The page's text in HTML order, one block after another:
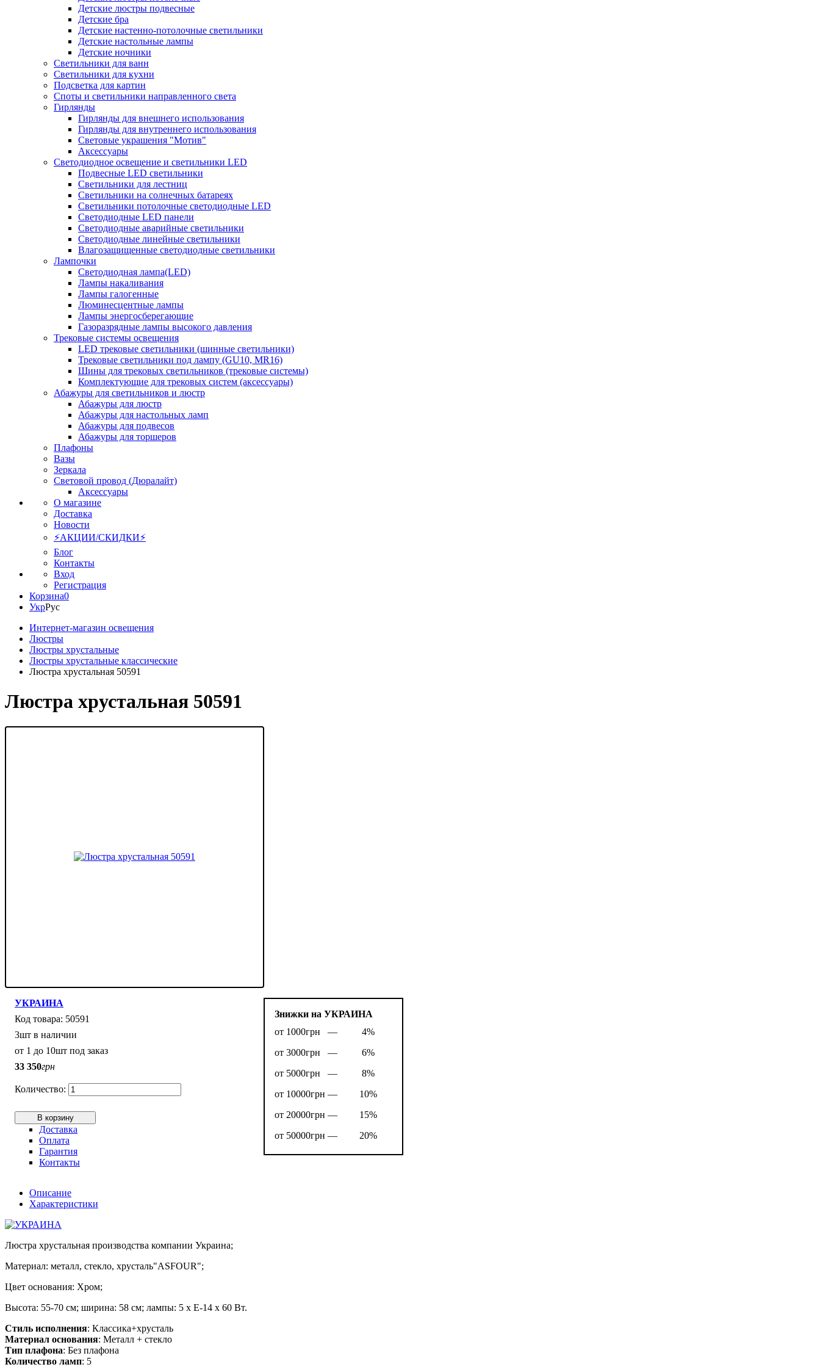
Детские люстры подвесные
Детские бра
Детские настенно-потолочные светильники
Детские настольные лампы
Детские ночники
Светильники для ванн
Светильники для кухни
Подсветка для картин
Споты и светильники направленного света
Гирлянды
Гирлянды для внешнего использования
Гирлянды для внутреннего использования
Световые украшения "Мотив"
Аксессуары
Светодиодное освещение и светильники LED
Подвесные LED светильники
Светильники для лестниц
Светильники на солнечных батареях
Светильники потолочные светодиодные LED
Светодиодные LED панели
Светодиодные аварийные светильники
Светодиодные линейные светильники
Влагозащищенные светодиодные светильники
Лампочки
Светодиодная лампа(LED)
Лампы накаливания
Лампы галогенные
Люминесцентные лампы
Лампы энергосберегающие
Газоразрядные лампы высокого давления
Трековые системы освещения
LED трековые светильники (шинные светильники)
Трековые светильники под лампу (GU10, MR16)
Шины для трековых светильников (трековые системы)
Комплектующие для трековых систем (аксессуары)
Абажуры для светильников и люстр
Абажуры для люстр
Абажуры для настольных ламп
Абажуры для подвесов
Абажуры для торшеров
Плафоны
Вазы
Зеркала
Световой провод (Дюралайт)
Аксессуары
О магазине
Доставка
Новости
⚡АКЦИИ/СКИДКИ⚡
Блог
Контакты
Вход
Регистрация
Корзина0
УкрРус
Интернет-магазин освещения
Люстры
Люстры хрустальные
Люстры хрустальные классические
Люстра хрустальная 50591
Люстра хрустальная 50591
Знижки на УКРАИНА
от 1000грн —
4%
от 3000грн —
6%
от 5000грн —
8%
от 10000грн —
10%
от 20000грн —
15%
от 50000грн —
20%
УКРАИНА
50591
3шт в наличии
от 1 до 10шт под заказ
33 350грн
В корзину
Доставка
Оплата
Гарантия
Контакты
Описание
Характеристики
Люстра хрустальная производства компании Украина;
Материал: металл, стекло, хрусталь"ASFOUR";
Цвет основания: Хром;
Высота: 55-70 см; ширина: 58 см; лампы: 5 х Е-14 х 60 Вт.
Стиль исполнения: Классика+хрусталь
Материал основания: Металл + стекло
Тип плафона: Без плафона
Количество ламп: 5